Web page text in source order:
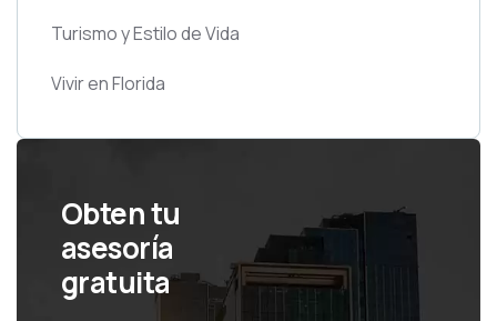
Turismo y Estilo de Vida
Vivir en Florida
Obten tu
asesoría
gratuita